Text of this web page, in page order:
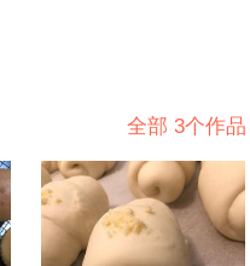
全部 3个作品